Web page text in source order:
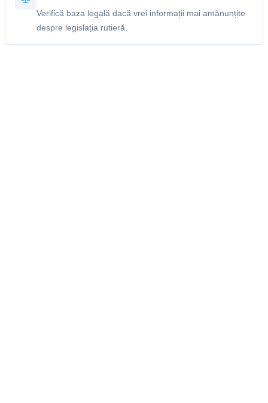
Verifică baza legală dacă vrei informații mai amănunțite
despre legislația rutieră.